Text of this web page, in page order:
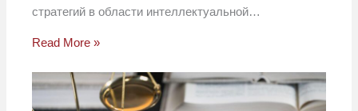
стратегий в области интеллектуальной…
Read More »